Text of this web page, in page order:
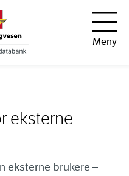
Meny
eksterne
eksterne brukere –